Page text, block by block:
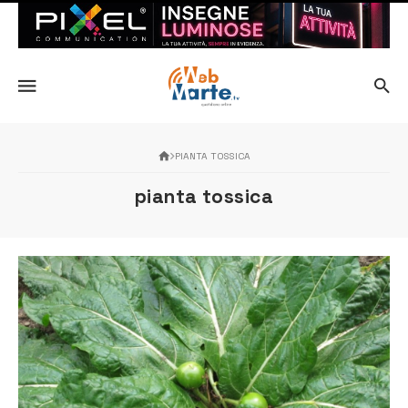
PIANTA TOSSICA
pianta tossica